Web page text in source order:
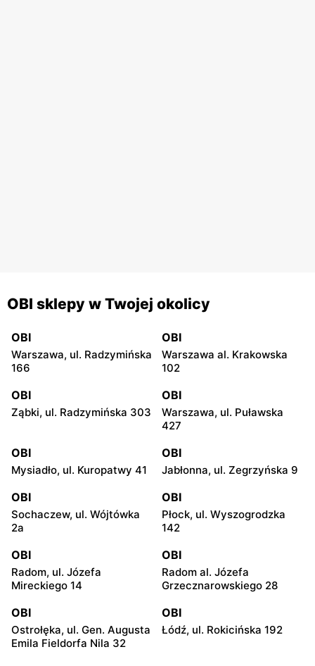
OBI sklepy w Twojej okolicy
OBI
Warszawa, ul. Radzymińska
166
OBI
Warszawa al. Krakowska
102
OBI
Ząbki, ul. Radzymińska 303
OBI
Warszawa, ul. Puławska
427
OBI
Mysiadło, ul. Kuropatwy 41
OBI
Jabłonna, ul. Zegrzyńska 9
OBI
Sochaczew, ul. Wójtówka
2a
OBI
Płock, ul. Wyszogrodzka
142
OBI
Radom, ul. Józefa
Mireckiego 14
OBI
Radom al. Józefa
Grzecznarowskiego 28
OBI
Ostrołęka, ul. Gen. Augusta
Emila Fieldorfa Nila 32
OBI
Łódź, ul. Rokicińska 192